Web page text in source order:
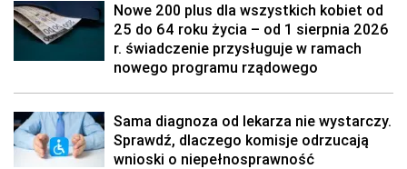
Nowe 200 plus dla wszystkich kobiet od
25 do 64 roku życia – od 1 sierpnia 2026
r. świadczenie przysługuje w ramach
nowego programu rządowego
Sama diagnoza od lekarza nie wystarczy.
Sprawdź, dlaczego komisje odrzucają
wnioski o niepełnosprawność